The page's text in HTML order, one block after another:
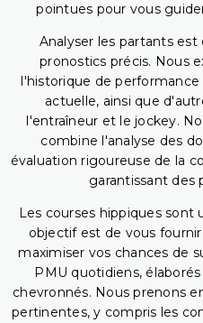
pointues pour vous
Analyser les partants
pronostics précis. Nous
l'historique de
actuelle, ainsi que
l'entraîneur et le jockey.
combine l'analyse des
évaluation rigoureuse de la
garantissant des
Les courses hippiques
objectif est de vous
maximiser vos chances de
PMU quotidiens,
chevronnés. Nous prenons
pertinentes, y compris les